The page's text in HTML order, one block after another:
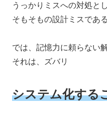
うっかりミスへの対処と
そもそもの設計ミスであ
では、記憶力に頼らない
それは、ズバリ
システム化する